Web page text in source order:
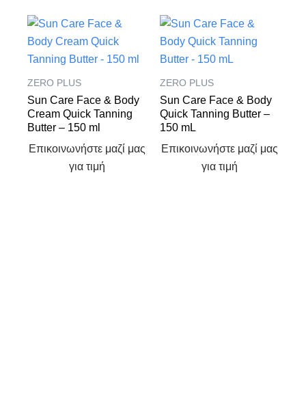
ZERO PLUS
Sun Care Face & Body
Cream Quick Tanning
Butter – 150 ml
Επικοινωνήστε μαζί μας
για τιμή
ZERO PLUS
Sun Care Face & Body
Quick Tanning Butter –
150 mL
Επικοινωνήστε μαζί μας
για τιμή